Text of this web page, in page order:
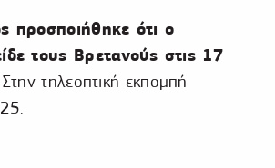
προσποιήθηκε ότι ο
τους Βρετανούς στις 17
Στην τηλεοπτική εκπομπή